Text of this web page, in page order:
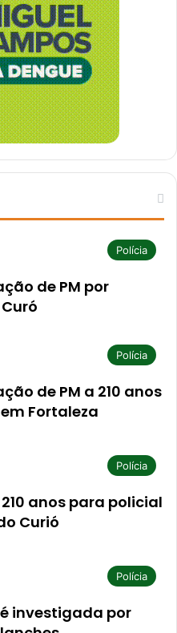
Polícia
de PM por
Polícia
de PM a 210 anos
Fortaleza
Polícia
anos para policial
Curió
Polícia
investigada por